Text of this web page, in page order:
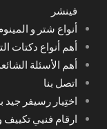
فينشر
أنواع شتر و
أهم أنواع دكتات
أهم الأسئلة
اتصل بنا
اختِيار رسيفر جيد برمجة
ارقام فنيي تكييف